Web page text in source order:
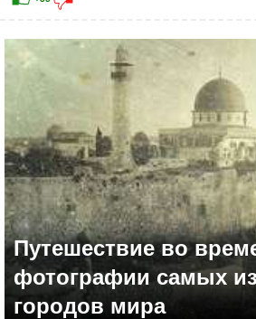
Путешествие во
фотографии самых
городов мира